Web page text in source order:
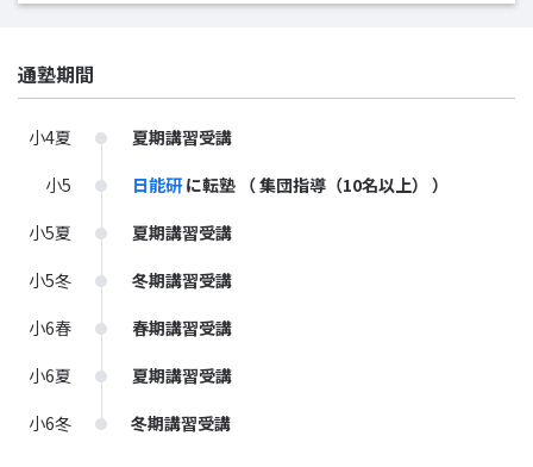
通塾期間
小4夏
夏期講習受講
小5
日能研 に転塾 （ 集団指導（10名以上） ）
小5夏
夏期講習受講
小5冬
冬期講習受講
小6春
春期講習受講
小6夏
夏期講習受講
小6冬
冬期講習受講